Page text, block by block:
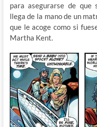
para asegurarse de que
llega de la mano de un
que le acoge como si
Martha Kent.